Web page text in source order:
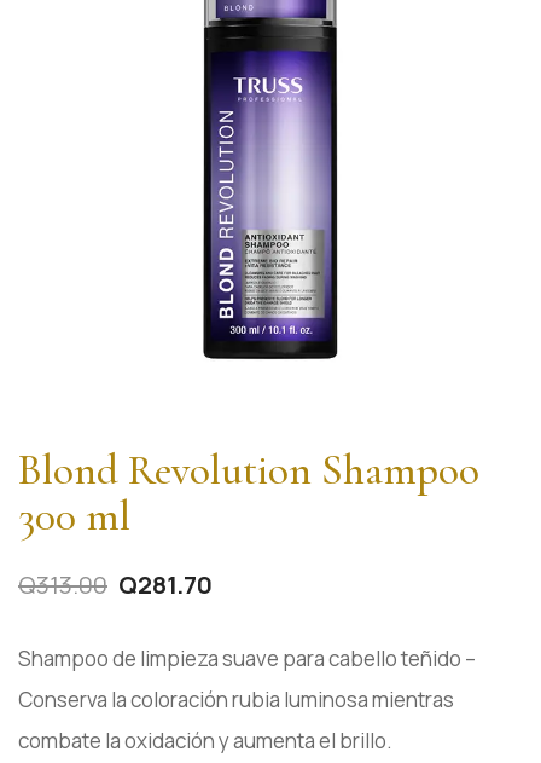
Blond Revolution Shampoo
300 ml
Q313.00 Q281.70
Shampoo de limpieza suave para cabello teñido –
Conserva la coloración rubia luminosa mientras
combate la oxidación y aumenta el brillo.